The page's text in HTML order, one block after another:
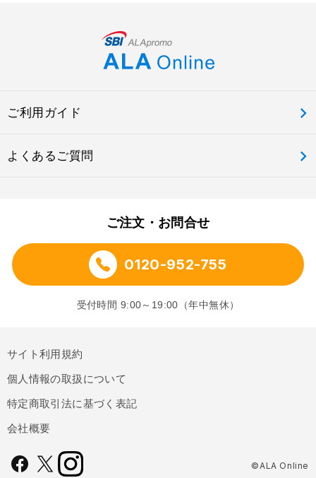
ご利用ガイド
よくあるご質問
ご注文・お問合せ
0120-952-755
受付時間 9:00～19:00（年中無休）
サイト利用規約
個人情報の取扱について
特定商取引法に基づく表記
会社概要
©ALA Online